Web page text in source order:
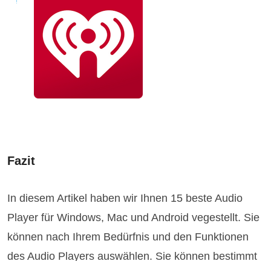
Fazit
In diesem Artikel haben wir Ihnen 15 beste Audio
Player für Windows, Mac und Android vegestellt. Sie
können nach Ihrem Bedürfnis und den Funktionen
des Audio Players auswählen. Sie können bestimmt